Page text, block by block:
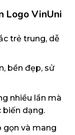
Logo VinUni
trẻ trung, dễ
bền đẹp, sử
nhiều lần mà
biến dạng.
gọn và mang